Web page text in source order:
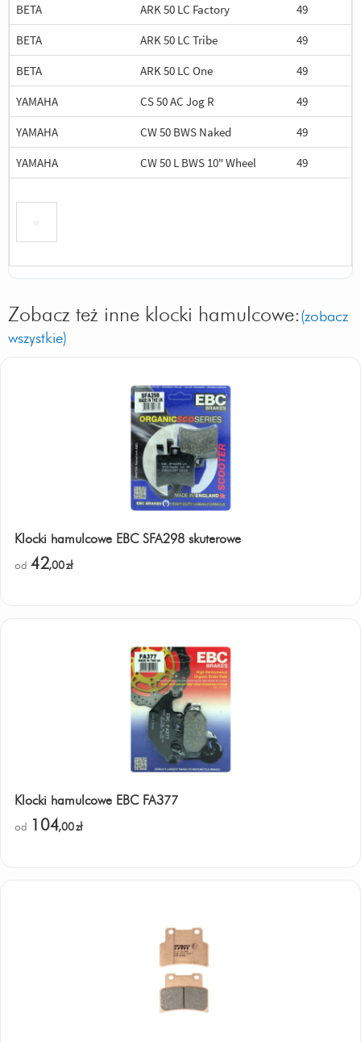
BETA
ARK 50 LC Factory
49
BETA
ARK 50 LC Tribe
49
BETA
ARK 50 LC One
49
YAMAHA
CS 50 AC Jog R
49
YAMAHA
CW 50 BWS Naked
49
YAMAHA
CW 50 L BWS 10" Wheel 49
«
Zobacz też inne klocki hamulcowe: (zobacz
wszystkie)
Klocki hamulcowe EBC SFA298 skuterowe
od 42,00zł
Klocki hamulcowe EBC FA377
od 104,00zł